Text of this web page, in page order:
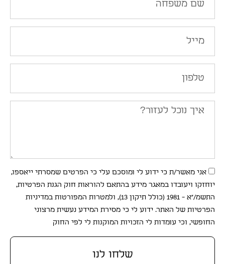
אני מאשר/ת כי ידוע לי ומוסכם עלי כי הפרטים שמסרתי ייאספו,
יוחזקו ויעובדו במאגר מידע בהתאם להוראות חוק הגנת הפרטיות,
התשמ/"א - 1981 (כולל תיקון 13), ולמטרות המפורטות במדיניות
הפרטיות של האתר. ידוע לי כי מסירת המידע נעשית מרצוני
החופשי, וכי עומדות לי הזכויות המוקנות לי לפי החוק
שלחו לנו